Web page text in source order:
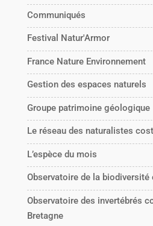
Communiqués
Festival Natur'Armor
France Nature Environnement
Gestion des espaces naturels
Groupe patrimoine géologique
Le réseau des naturalistes
L’espèce du mois
Observatoire de la
Observatoire des invertébrés
Bretagne